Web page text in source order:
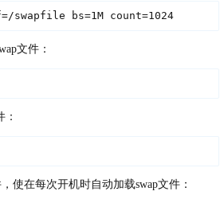
swapfile bs=1M count=1024
文件：
使在每次开机时自动加载swap文件：